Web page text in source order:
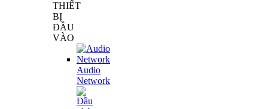
THIẾT
BỊ
ĐẦU
VÀO
Audio
Network